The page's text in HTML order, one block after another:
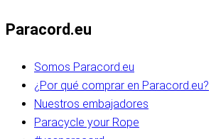
Paracord.eu
Somos Paracord.eu
¿Por qué comprar en Paracord.eu?
Nuestros embajadores
Paracycle your Rope